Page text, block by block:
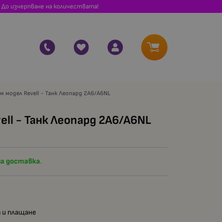
изчерпване на количествата!
модел Revell - Танк Леопард 2A6/A6NL
- Танк Леопард 2A6/A6NL
доставка.
плащане